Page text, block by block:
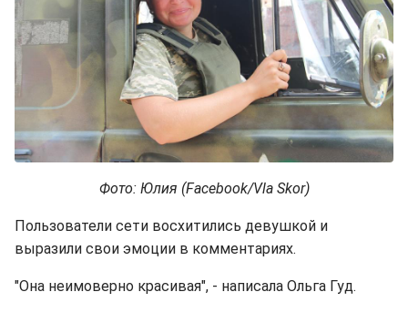
Фото: Юлия (Facebook/Vla Skor)
Пользователи сети восхитились девушкой и
выразили свои эмоции в комментариях.
"Она неимоверно красивая", - написала Ольга Гуд.